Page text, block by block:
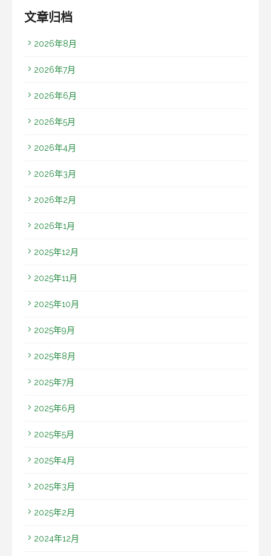
文章归档
2026年8月
2026年7月
2026年6月
2026年5月
2026年4月
2026年3月
2026年2月
2026年1月
2025年12月
2025年11月
2025年10月
2025年9月
2025年8月
2025年7月
2025年6月
2025年5月
2025年4月
2025年3月
2025年2月
2024年12月